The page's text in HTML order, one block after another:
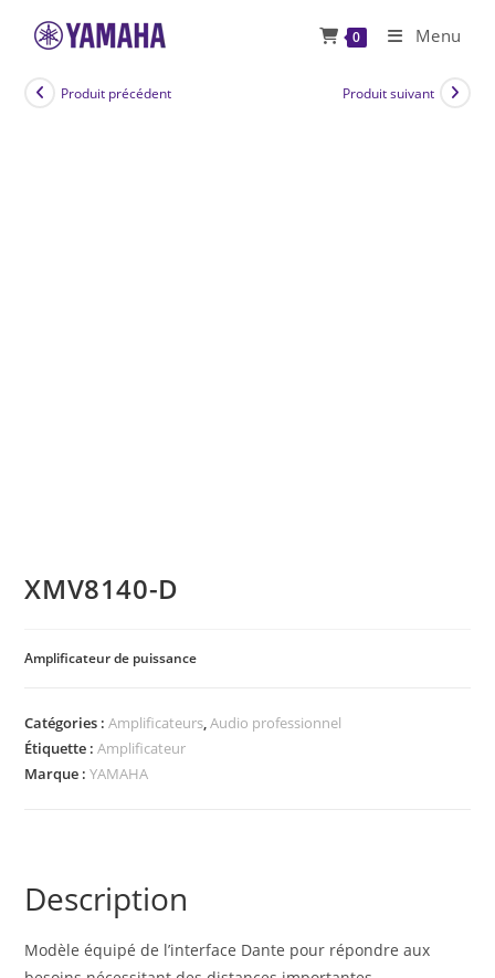
0 Menu
Produit précédent Produit suivant
XMV8140-D
Amplificateur de puissance
Catégories :Amplificateurs,Audio professionnel
Étiquette :Amplificateur
Marque :YAMAHA
Description
Modèle équipé de l’interface Dante pour répondre aux